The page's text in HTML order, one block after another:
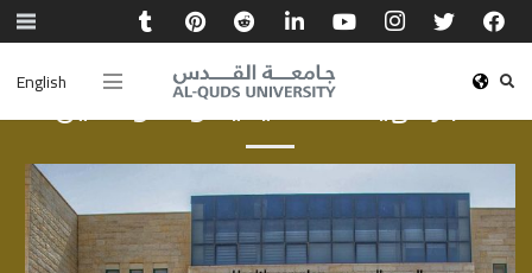
Englishأخبار الهيئة الأكاديمية والموظفين